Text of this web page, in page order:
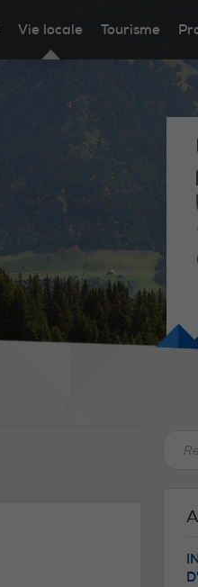
Vie locale Tourisme